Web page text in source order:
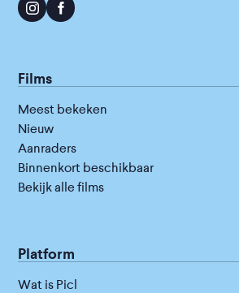
Films
Meest bekeken
Nieuw
Aanraders
Binnenkort beschikbaar
Bekijk alle films
Platform
Wat is Picl